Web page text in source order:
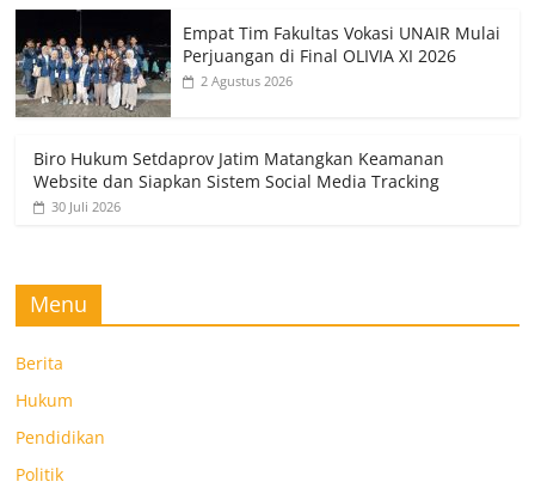
Empat Tim Fakultas Vokasi UNAIR Mulai
Perjuangan di Final OLIVIA XI 2026
2 Agustus 2026
Biro Hukum Setdaprov Jatim Matangkan Keamanan
Website dan Siapkan Sistem Social Media Tracking
30 Juli 2026
Menu
Berita
Hukum
Pendidikan
Politik